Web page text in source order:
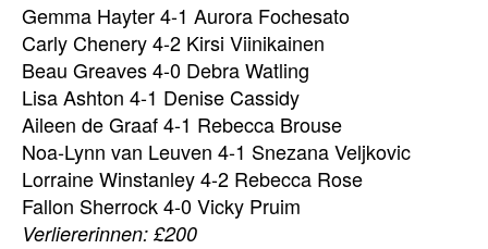
Gemma Hayter 4-1 Aurora Fochesato
Carly Chenery 4-2 Kirsi Viinikainen
Beau Greaves 4-0 Debra Watling
Lisa Ashton 4-1 Denise Cassidy
Aileen de Graaf 4-1 Rebecca Brouse
Noa-Lynn van Leuven 4-1 Snezana Veljkovic
Lorraine Winstanley 4-2 Rebecca Rose
Fallon Sherrock 4-0 Vicky Pruim
Verliererinnen: £200